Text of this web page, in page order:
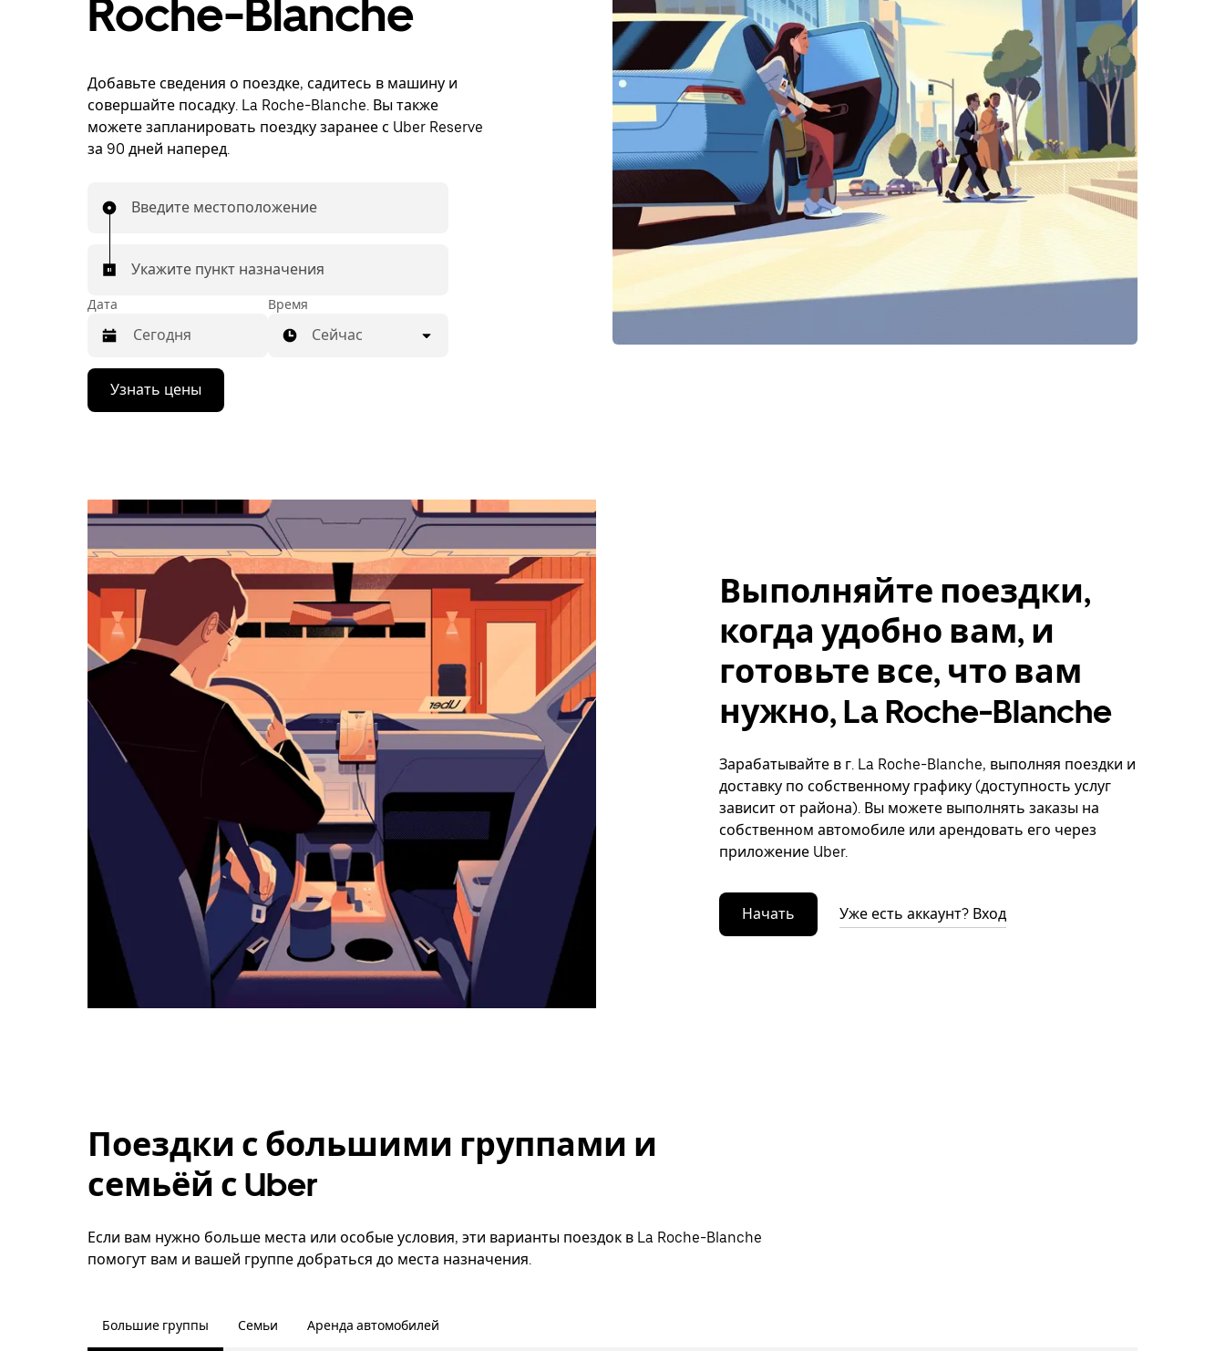
Roche-Blanche
Добавьте сведения о поездке, садитесь в машину и
совершайте посадку. La Roche-Blanche. Вы также
можете запланировать поездку заранее с Uber Reserve
за 90 дней наперед.
Введите местоположение
Укажите пункт назначения
Дата
Нажмите
стрелку
вниз,
выбрать
дату.
закрыть
календарь,
нажмите
Esc.
Время
Сейчас
Узнать цены
Выполняйте поездки,
когда удобно вам, и
готовьте все, что вам
нужно, La Roche-Blanche
Зарабатывайте в г. La Roche-Blanche, выполняя поездки и
доставку по собственному графику (доступность услуг
зависит от района). Вы можете выполнять заказы на
собственном автомобиле или арендовать его через
приложение Uber.
Начать Уже есть аккаунт? Вход
Поездки с большими группами и
семьёй с Uber
Если вам нужно больше места или особые условия, эти варианты поездок в La Roche-Blanche
помогут вам и вашей группе добраться до места назначения.
Большие группы Семьи Аренда автомобилей